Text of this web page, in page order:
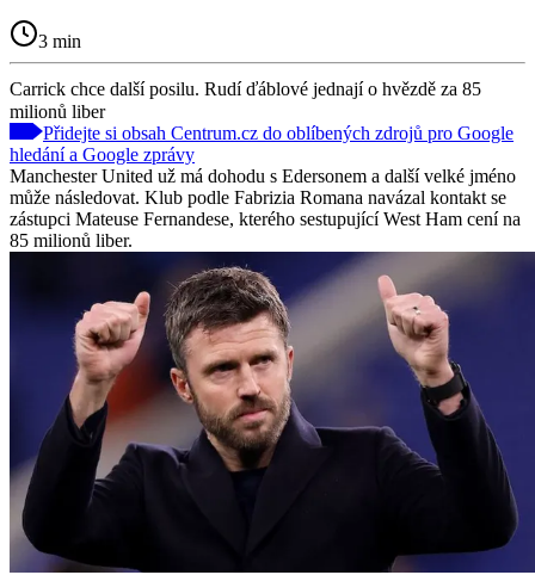
3 min
Carrick chce další posilu. Rudí ďáblové jednají o hvězdě za 85
milionů liber
Přidejte si obsah Centrum.cz do oblíbených zdrojů pro Google
hledání a Google zprávy
Manchester United už má dohodu s Edersonem a další velké jméno
může následovat. Klub podle Fabrizia Romana navázal kontakt se
zástupci Mateuse Fernandese, kterého sestupující West Ham cení na
85 milionů liber.